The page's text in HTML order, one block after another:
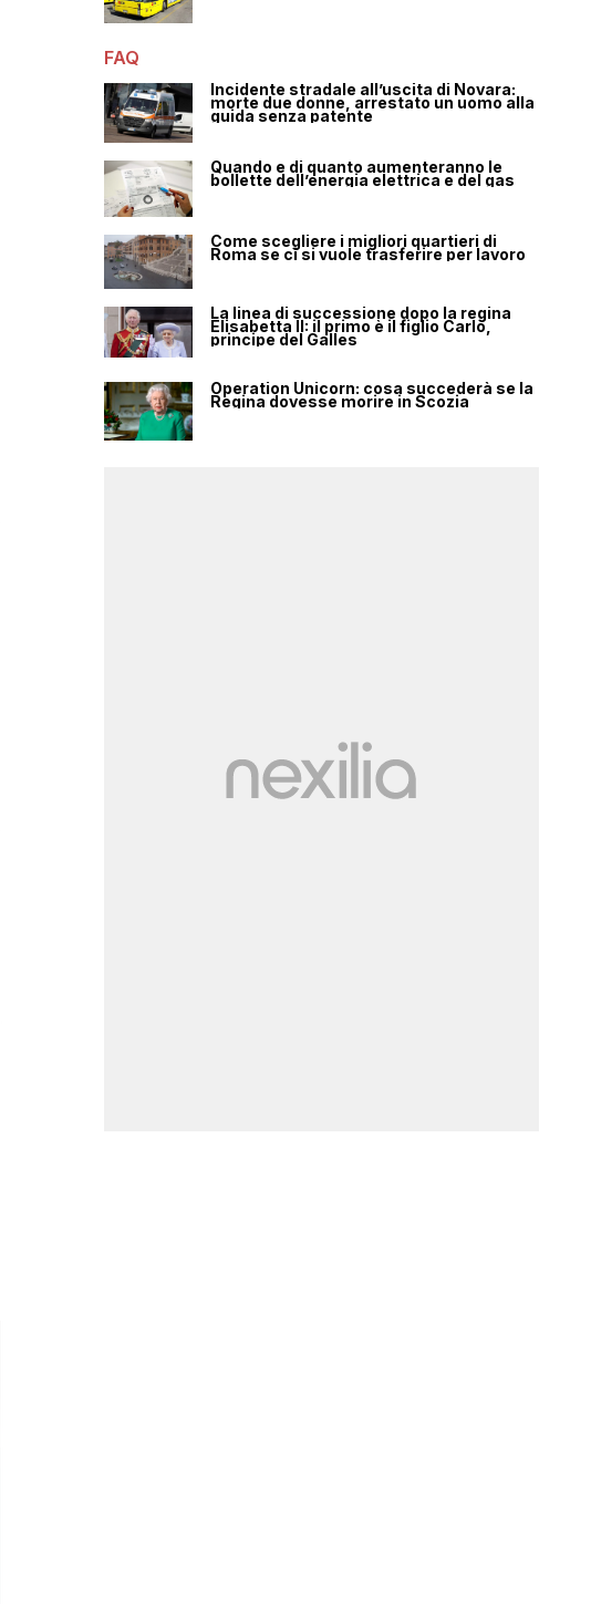
FAQ
Incidente stradale all’uscita di Novara:
morte due donne, arrestato un uomo alla
guida senza patente
Quando e di quanto aumenteranno le
bollette dell’energia elettrica e del gas
Come scegliere i migliori quartieri di
Roma se ci si vuole trasferire per lavoro
La linea di successione dopo la regina
Elisabetta II: il primo è il figlio Carlo,
principe del Galles
Operation Unicorn: cosa succederà se la
Regina dovesse morire in Scozia